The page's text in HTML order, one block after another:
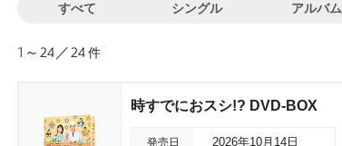
すべて シングル アルバム
1～24／24件
時すでにおスシ!? DVD-BOX
発売日 2026年10月14日